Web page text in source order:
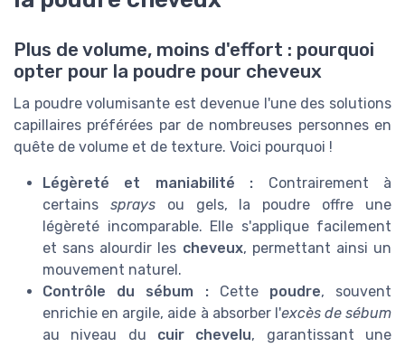
Plus de volume, moins d'effort : pourquoi
opter pour la poudre pour cheveux
La poudre volumisante est devenue l'une des solutions
capillaires préférées par de nombreuses personnes en
quête de volume et de texture. Voici pourquoi !
Légèreté et maniabilité : Contrairement à
certains spraysou gels, la poudre offre une
légèreté incomparable. Elle s'applique facilement
et sans alourdir les cheveux, permettant ainsi un
mouvement naturel.
Contrôle du sébum :Cette poudre, souvent
enrichie en argile, aide à absorber l'excès de sébum
au niveau du cuir chevelu, garantissant une